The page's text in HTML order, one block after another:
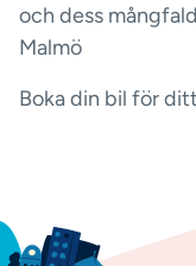
och dess
Malmö
Boka din bil för